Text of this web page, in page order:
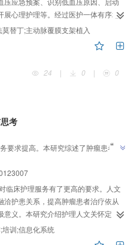
心理护理等。经过医护一体有序地
生命体征趋于平稳。
替丁;主动脉覆膜支架植入
24
| 0 | 0
考
要求提高。本研究综述了肿瘤患者护
量。
”
临床护理服务有了更高的要求。人文
护患关系，提高肿瘤患者治疗依从
义。本研究介绍护理人文关怀定
护理人文关怀实践方法，主要涵盖
需求、强调患者舒适、实施个性化护
训;信息化系统